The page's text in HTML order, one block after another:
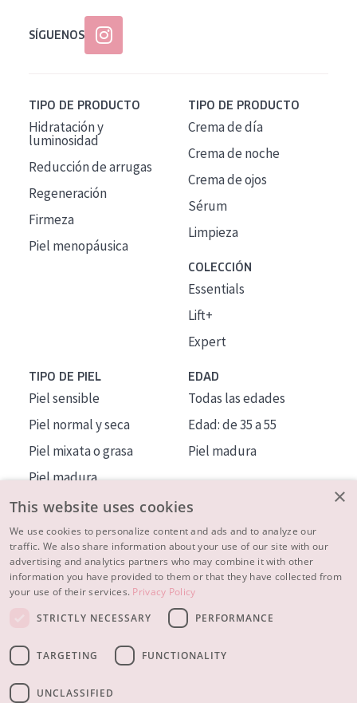
SÍGUENOS
TIPO DE PRODUCTO
Hidratación y
luminosidad
Reducción de arrugas
Regeneración
Firmeza
Piel menopáusica
TIPO DE PRODUCTO
Crema de día
Crema de noche
Crema de ojos
Sérum
Limpieza
COLECCIÓN
Essentials
Lift+
Expert
TIPO DE PIEL
Piel sensible
Piel normal y seca
Piel mixata o grasa
Piel madura
Piel expuesta al sol
Piel menopáusica
EDAD
Todas las edades
Edad: de 35 a 55
Piel madura
MÁS SOBRE NOSOTROS
INSPIRACIÓN
CONTACTO
© 2023 - 2026 Diadermine
×
This website uses cookies
We use cookies to personalize content and ads and to analyze our
traffic. We also share information about your use of our site with our
advertising and analytics partners who may combine it with other
information you have provided to them or that they have collected from
your use of their services. Privacy Policy
STRICTLY NECESSARY
PERFORMANCE
TARGETING FUNCTIONALITY
UNCLASSIFIED